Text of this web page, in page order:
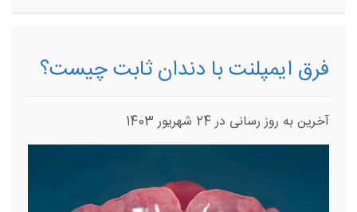
فرق ایمپلنت با دندان ثابت چیست؟
آخرین به روز رسانی در 24 شهریور 1403